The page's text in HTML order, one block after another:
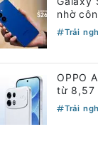
nhờ
Trải
OPPO
từ 8,57
Trải